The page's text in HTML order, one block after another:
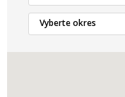
Vyberte okres